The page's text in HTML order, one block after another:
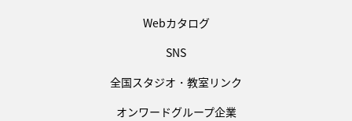
Webカタログ
SNS
全国スタジオ・教室リンク
オンワードグループ企業